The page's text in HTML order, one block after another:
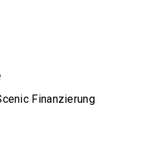
Finanzierung